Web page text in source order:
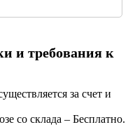
и требования к
за счет и
со склада – Бесплатно.